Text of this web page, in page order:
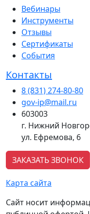
Вебинары
Инструменты
Отзывы
Сертификаты
События
Контакты
8 (831) 274-80-80
gov-ip@mail.ru
603003
г. Нижний
ул. Ефремова, 6
ЗАКАЗАТЬ ЗВОНОК
Карта сайта
Сайт носит